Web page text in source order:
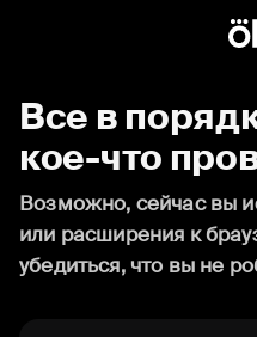
Все в
кое-что
Возможно, сейчас вы
или расширения к
убедиться, что вы не